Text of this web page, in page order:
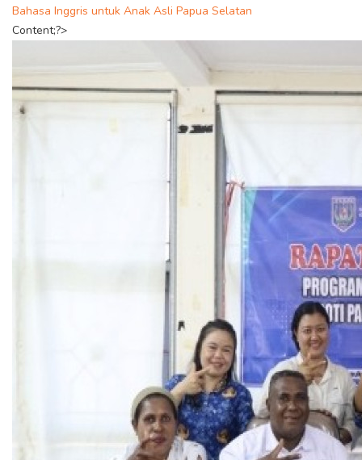
Bahasa Inggris untuk Anak Asli Papua Selatan
Content;?>